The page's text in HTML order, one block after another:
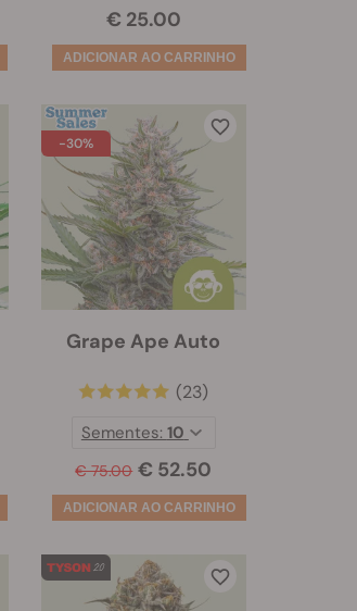
€ 25.00
-30%
Grape Ape Auto
(23)
€ 75.00 € 52.50
Sementes: 10